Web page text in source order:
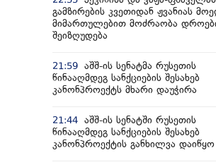
გამზირების კვეთიდან ჟვანიას
მიმართულებით მოძრაობა
შეიზღუდება
21:59 აშშ-ის სენატმა რუსეთის
წინააღმდეგ სანქციების შესახებ
კანონპროექტს მხარი დაუჭირა
21:44 აშშ-ის სენატში რუსეთის
წინააღმდეგ სანქციების შესახებ
კანონპროექტის განხილვა დაიწყო